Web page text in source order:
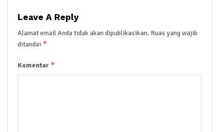
Leave A Reply
Alamat email Anda tidak akan dipublikasikan. Ruas yang wajib
ditandai *
Komentar *